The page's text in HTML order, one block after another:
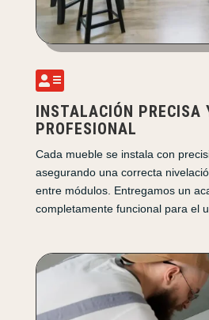

INSTALACIÓN PRECISA
PROFESIONAL
Cada mueble se instala con
asegurando una correcta
entre módulos. Entregamos un
completamente funcional para el